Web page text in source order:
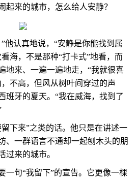
来的城市，怎么给人安静？
认真地说，“安静是你能找到属
海，不是那种“打卡式”地看，而
地来、一遍一遍地走，“我就很喜
不高，但风从树叶间穿过的声
班牙的夏天。“我在威海，找到了
来”之类的话。他只是在讲述一
、一群语言不通却一起刨木头的朋
过来的城市。
句“我留下”的宣告。它更像一棵